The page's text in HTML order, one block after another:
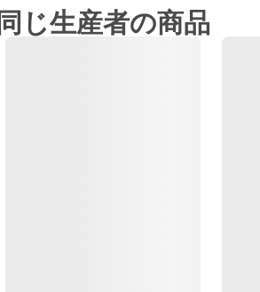
同じ生産者の商品